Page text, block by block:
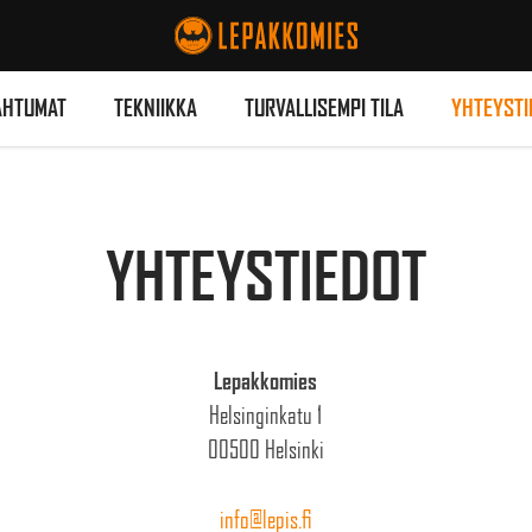
TEKNIIKKA TURVALLISEMPI TILA
YHTEYSTIEDOT
Lepakkomies
Helsinginkatu 1
00500 Helsinki
info@lepis.fi